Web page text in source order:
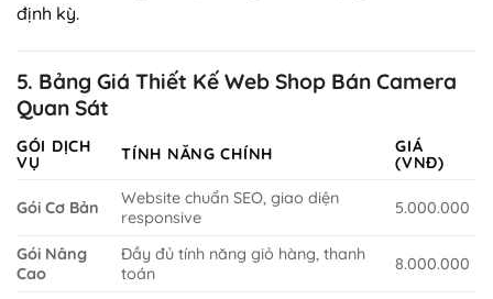
định kỳ.
5. Bảng Giá Thiết Kế Web Shop Bán Camera
Quan Sát
GÓI DỊCH
VỤ
TÍNH NĂNG CHÍNH
GIÁ
(VNĐ)
Gói Cơ Bản
Website chuẩn SEO, giao diện
responsive
5.000.000
Gói Nâng
Cao
Đầy đủ tính năng giỏ hàng, thanh
toán
8.000.000